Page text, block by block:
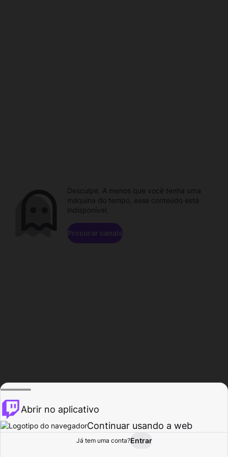
Procurar Atividade
Desculpe. A menos que você tenha uma
máquina do tempo, esse conteúdo está
indisponível.
Procurar canais
Abrir no aplicativo
Continuar usando a web
Já tem uma conta?Entrar